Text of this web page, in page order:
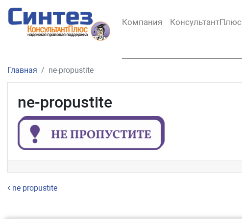
Компания КонсультантПлюс
Главная ne-propustite
ne-propustite
Навигация по записям
ne-propustite